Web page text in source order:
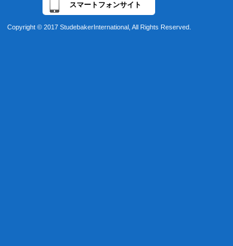
スマートフォンサイト
Copyright © 2017 StudebakerInternational, All Rights Reserved.